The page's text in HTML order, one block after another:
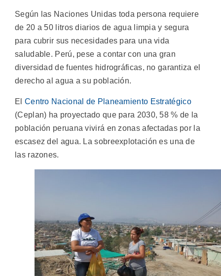
Según las Naciones Unidas toda persona requiere
de 20 a 50 litros diarios de agua limpia y segura
para cubrir sus necesidades para una vida
saludable. Perú, pese a contar con una gran
diversidad de fuentes hidrográficas, no garantiza el
derecho al agua a su población.
El Centro Nacional de Planeamiento Estratégico
(Ceplan) ha proyectado que para 2030, 58 % de la
población peruana vivirá en zonas afectadas por la
escasez del agua. La sobreexplotación es una de
las razones.